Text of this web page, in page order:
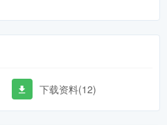
下载资料(12)